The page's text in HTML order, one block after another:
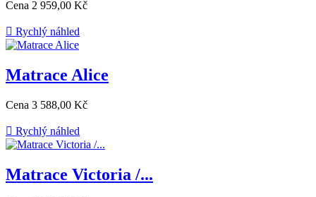
Cena 2 959,00 Kč
 Rychlý náhled
Matrace Alice
Cena 3 588,00 Kč
 Rychlý náhled
Matrace Victoria /...